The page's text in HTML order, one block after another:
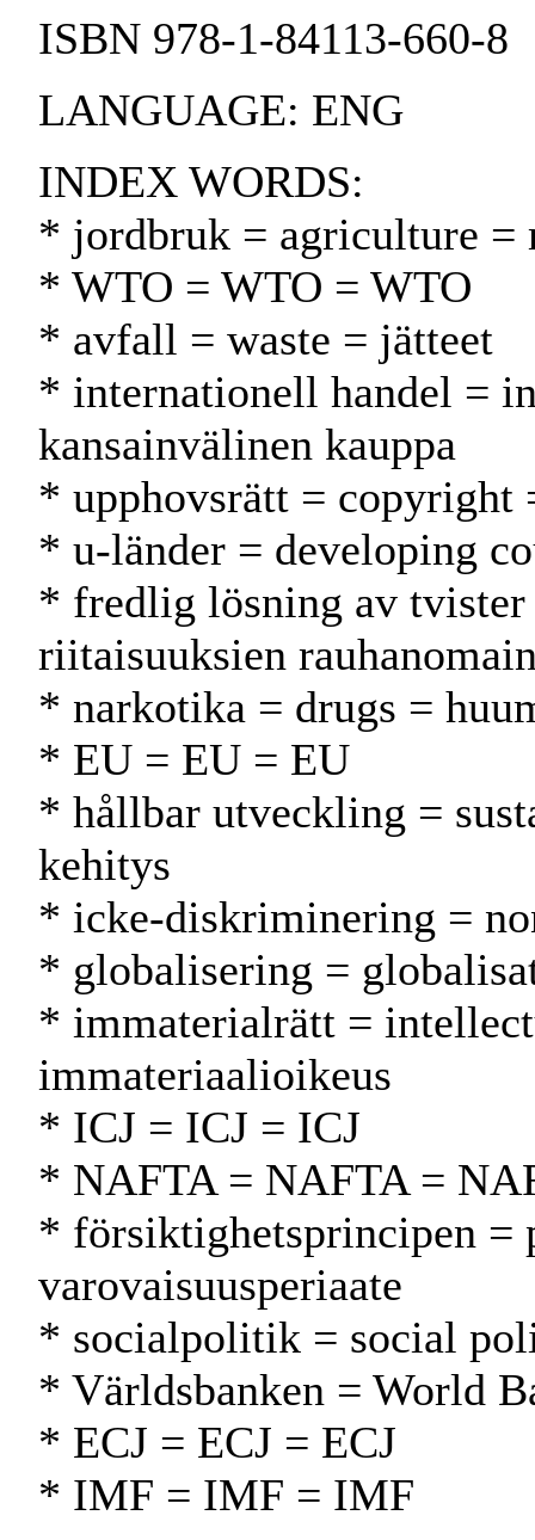
ISBN 978-1-84113-660-8
LANGUAGE: ENG
INDEX WORDS:
* jordbruk = agriculture =
* WTO = WTO = WTO
* avfall = waste = jätteet
* internationell handel =
kansainvälinen kauppa
* upphovsrätt = copyright
* u-länder = developing
* fredlig lösning av tvister
riitaisuuksien
* narkotika = drugs =
* EU = EU = EU
* hållbar utveckling =
kehitys
* icke-diskriminering =
* globalisering =
* immaterialrätt =
immateriaalioikeus
* ICJ = ICJ = ICJ
* NAFTA = NAFTA =
* försiktighetsprincipen =
varovaisuusperiaate
* socialpolitik = social
* Världsbanken = World
* ECJ = ECJ = ECJ
* IMF = IMF = IMF